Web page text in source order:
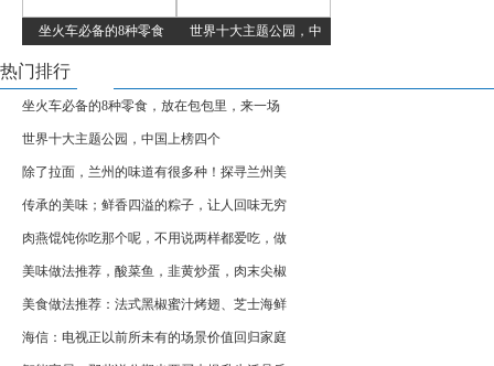
坐火车必备的8种零食 世界十大主题公园，中
热门排行
坐火车必备的8种零食，放在包包里，来一场
世界十大主题公园，中国上榜四个
除了拉面，兰州的味道有很多种！探寻兰州美
传承的美味；鲜香四溢的粽子，让人回味无穷
肉燕馄饨你吃那个呢，不用说两样都爱吃，做
美味做法推荐，酸菜鱼，韭黄炒蛋，肉末尖椒
美食做法推荐：法式黑椒蜜汁烤翅、芝士海鲜
海信：电视正以前所未有的场景价值回归家庭